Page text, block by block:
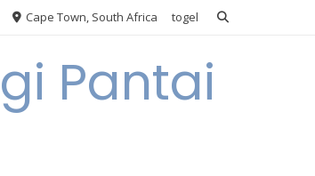
Cape Town, South Africa togel
Pantai